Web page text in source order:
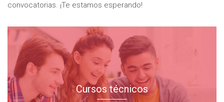
convocatorias. ¡Te estamos esperando!
Cursos técnicos